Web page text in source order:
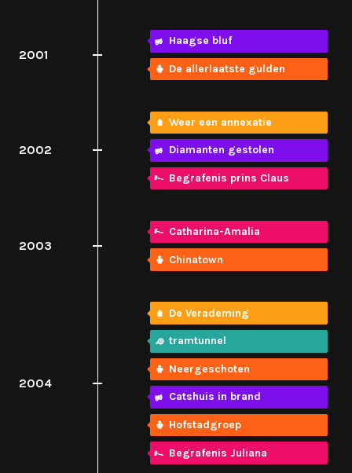
2001
Haagse bluf
De allerlaatste gulden
2002
Weer een annexatie
Diamanten gestolen
Begrafenis prins Claus
2003
Catharina-Amalia
Chinatown
2004
De Verademing
tramtunnel
Neergeschoten
Catshuis in brand
Hofstadgroep
Begrafenis Juliana